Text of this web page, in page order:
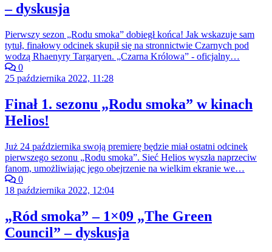
– dyskusja
Pierwszy sezon „Rodu smoka” dobiegł końca! Jak wskazuje sam
tytuł, finałowy odcinek skupił się na stronnictwie Czarnych pod
wodzą Rhaenyry Targaryen. „Czarna Królowa” - oficjalny…
0
25 października 2022, 11:28
Finał 1. sezonu „Rodu smoka” w kinach
Helios!
Już 24 października swoją premierę będzie miał ostatni odcinek
pierwszego sezonu „Rodu smoka”. Sieć Helios wyszła naprzeciw
fanom, umożliwiając jego obejrzenie na wielkim ekranie we…
0
18 października 2022, 12:04
„Ród smoka” – 1×09 „The Green
Council” – dyskusja